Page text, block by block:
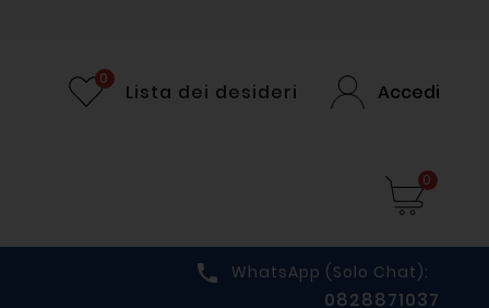
Lista dei desideri
0
Accedi
0
 WhatsApp (solo Chat):
0828871037